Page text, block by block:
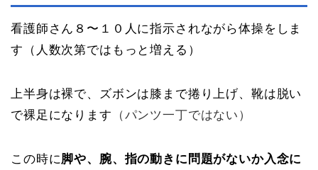
看護師さん８〜１０人に指示されながら体操をしま
す（人数次第ではもっと増える）
上半身は裸で、ズボンは膝まで捲り上げ、靴は脱い
で裸足になります （パンツ一丁ではない）
この時に脚や、腕、指の動きに問題がないか入念に